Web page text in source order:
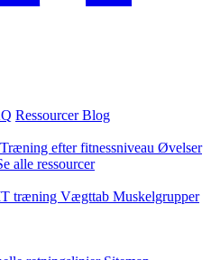
RessourcerBlog
Træning efter fitnessniveau Øvelser
alle ressourcer
træning Vægttab Muskelgrupper